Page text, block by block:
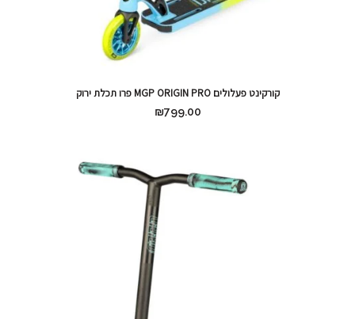
קורקינט פעלולים MGP ORIGIN PRO פרו תכלת ירוק
₪799.00